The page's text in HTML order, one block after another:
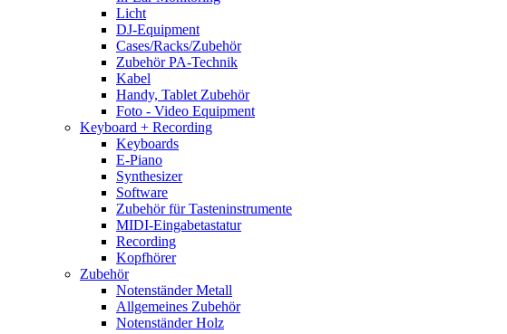
Licht
DJ-Equipment
Cases/Racks/Zubehör
Zubehör PA-Technik
Kabel
Handy, Tablet Zubehör
Foto - Video Equipment
Keyboard + Recording
Keyboards
E-Piano
Synthesizer
Software
Zubehör für Tasteninstrumente
MIDI-Eingabetastatur
Recording
Kopfhörer
Zubehör
Notenständer Metall
Allgemeines Zubehör
Notenständer Holz